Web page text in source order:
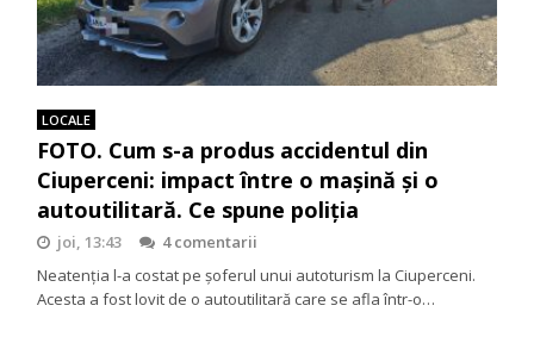
LOCALE
FOTO. Cum s-a produs accidentul din
Ciuperceni: impact între o mașină și o
autoutilitară. Ce spune poliția
joi, 13:43
4 comentarii
Neatenția l-a costat pe șoferul unui autoturism la Ciuperceni.
Acesta a fost lovit de o autoutilitară care se afla într-o…